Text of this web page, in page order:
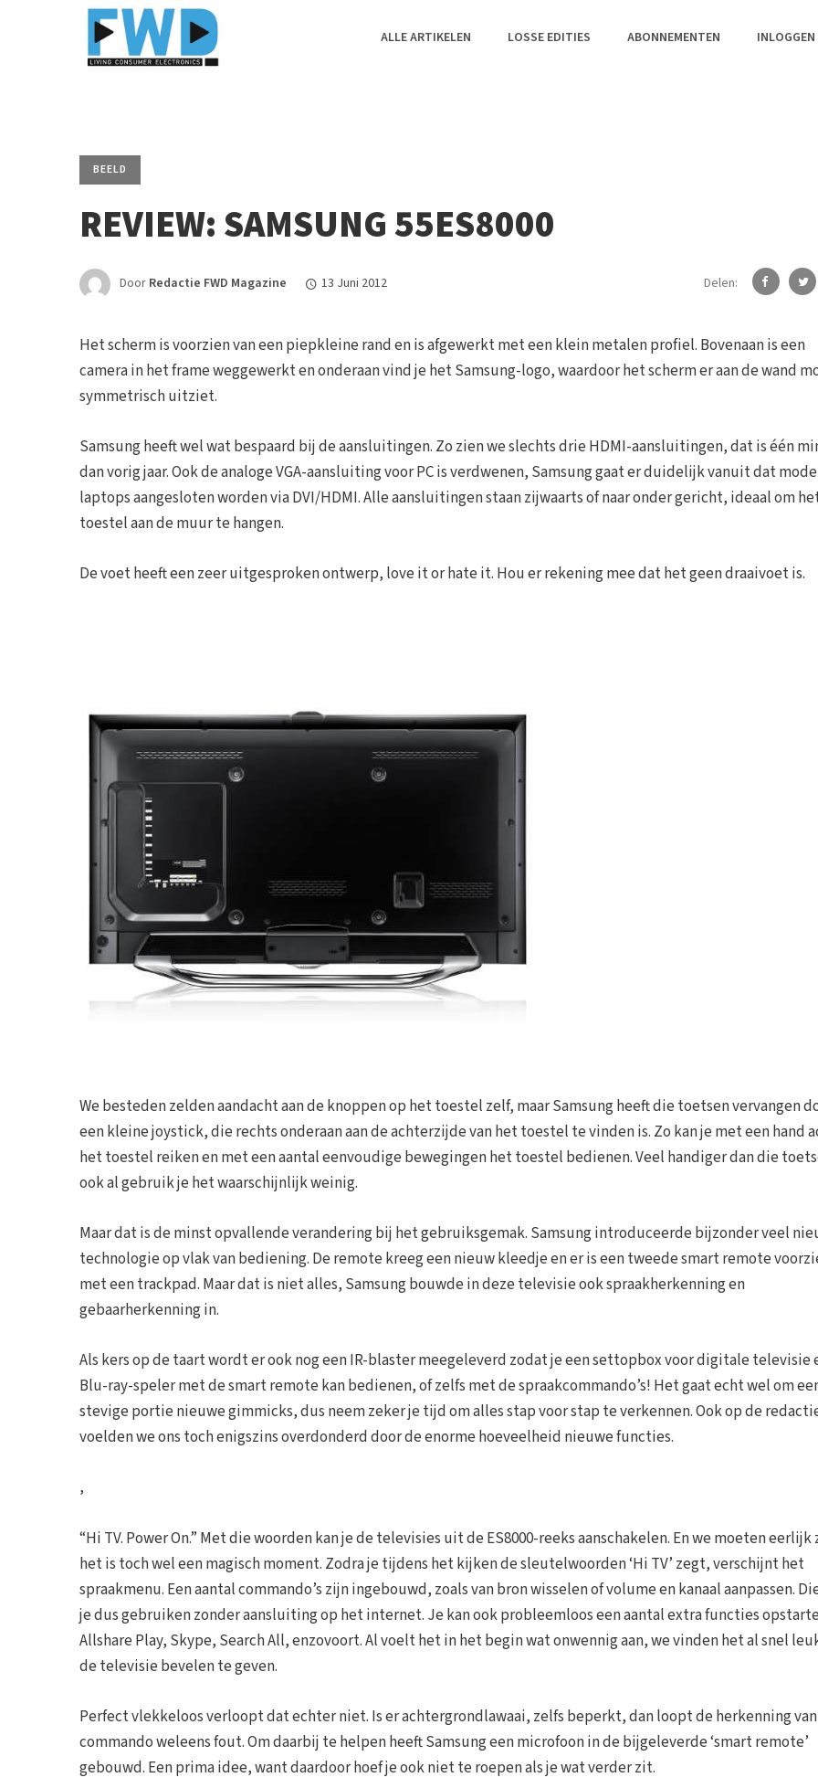
ALLE ARTIKELEN LOSSE EDITIES ABONNEMENTEN INLOGGEN
BEELD
REVIEW: SAMSUNG 55ES8000
Door Redactie FWD Magazine 13 Juni 2012 Delen:
Het scherm is voorzien van een piepkleine rand en is afgewerkt met een klein metalen profiel. Bovenaan is een
camera in het frame weggewerkt en onderaan vind je het Samsung-logo, waardoor het scherm er aan de wand
symmetrisch uitziet.
Samsung heeft wel wat bespaard bij de aansluitingen. Zo zien we slechts drie HDMI-aansluitingen, dat is één
dan vorig jaar. Ook de analoge VGA-aansluiting voor PC is verdwenen, Samsung gaat er duidelijk vanuit dat
laptops aangesloten worden via DVI/HDMI. Alle aansluitingen staan zijwaarts of naar onder gericht, ideaal om
toestel aan de muur te hangen.
De voet heeft een zeer uitgesproken ontwerp, love it or hate it. Hou er rekening mee dat het geen draaivoet is.
We besteden zelden aandacht aan de knoppen op het toestel zelf, maar Samsung heeft die toetsen vervangen
een kleine joystick, die rechts onderaan aan de achterzijde van het toestel te vinden is. Zo kan je met een hand
het toestel reiken en met een aantal eenvoudige bewegingen het toestel bedienen. Veel handiger dan die
ook al gebruik je het waarschijnlijk weinig.
Maar dat is de minst opvallende verandering bij het gebruiksgemak. Samsung introduceerde bijzonder veel
technologie op vlak van bediening. De remote kreeg een nieuw kleedje en er is een tweede smart remote
met een trackpad. Maar dat is niet alles, Samsung bouwde in deze televisie ook spraakherkenning en
gebaarherkenning in.
Als kers op de taart wordt er ook nog een IR-blaster meegeleverd zodat je een settopbox voor digitale televisie
Blu-ray-speler met de smart remote kan bedienen, of zelfs met de spraakcommando’s! Het gaat echt wel om
stevige portie nieuwe gimmicks, dus neem zeker je tijd om alles stap voor stap te verkennen. Ook op de
voelden we ons toch enigszins overdonderd door de enorme hoeveelheid nieuwe functies.
,
“Hi TV. Power On.” Met die woorden kan je de televisies uit de ES8000-reeks aanschakelen. En we moeten eerlijk
het is toch wel een magisch moment. Zodra je tijdens het kijken de sleutelwoorden ‘Hi TV’ zegt, verschijnt het
spraakmenu. Een aantal commando’s zijn ingebouwd, zoals van bron wisselen of volume en kanaal aanpassen.
je dus gebruiken zonder aansluiting op het internet. Je kan ook probleemloos een aantal extra functies
Allshare Play, Skype, Search All, enzovoort. Al voelt het in het begin wat onwennig aan, we vinden het al snel
de televisie bevelen te geven.
Perfect vlekkeloos verloopt dat echter niet. Is er achtergrondlawaai, zelfs beperkt, dan loopt de herkenning
commando weleens fout. Om daarbij te helpen heeft Samsung een microfoon in de bijgeleverde ‘smart remote’
gebouwd. Een prima idee, want daardoor hoef je ook niet te roepen als je wat verder zit.